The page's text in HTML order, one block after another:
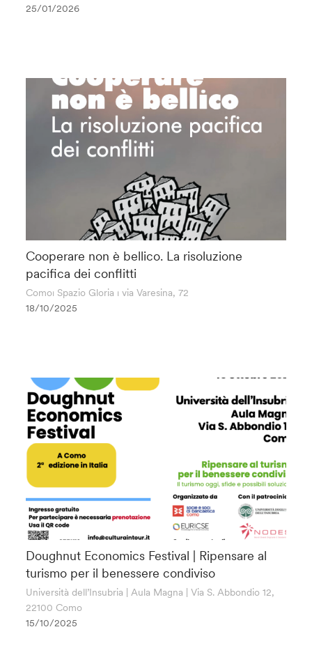
25/01/2026
Cooperare non è bellico. La risoluzione
pacifica dei conflitti
Como⏐ Spazio Gloria ⏐ via Varesina, 72
18/10/2025
Doughnut Economics Festival | Ripensare al
turismo per il benessere condiviso
Università dell’Insubria | Aula Magna | Via S. Abbondio 12,
22100 Como
15/10/2025